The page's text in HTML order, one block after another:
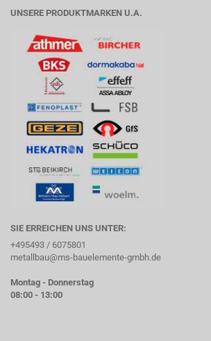
UNSERE PRODUKTMARKEN U.A.
SIE ERREICHEN UNS UNTER:
+495493 / 6075801
metallbau@ms-bauelemente-gmbh.de
Montag - Donnerstag
08:00 - 13:00